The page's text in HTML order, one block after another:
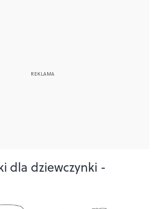
dla dziewczynki -